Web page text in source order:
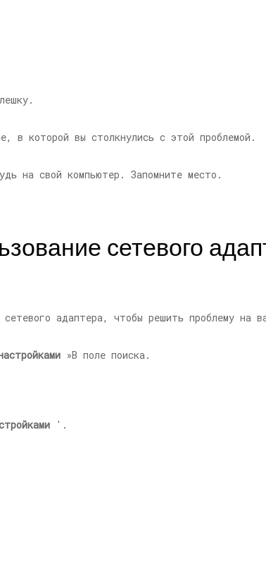
в которой вы столкнулись с этой проблемой.
на свой компьютер. Запомните место.
сетевого
сетевого адаптера, чтобы решить проблему на
»В поле поиска.
'.